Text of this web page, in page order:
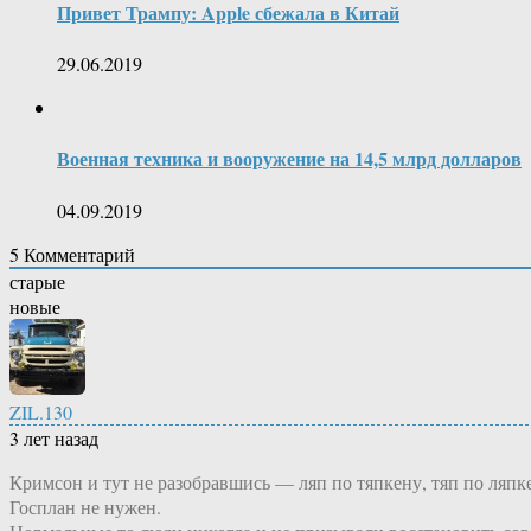
Привет Трампу: Apple сбежала в Китай
29.06.2019
Военная техника и вооружение на 14,5 млрд долларов
04.09.2019
5 Комментарий
старые
новые
ZIL.130
3 лет назад
Кримсон и тут не разобравшись — ляп по тяпкену, тяп по
Госплан не нужен.